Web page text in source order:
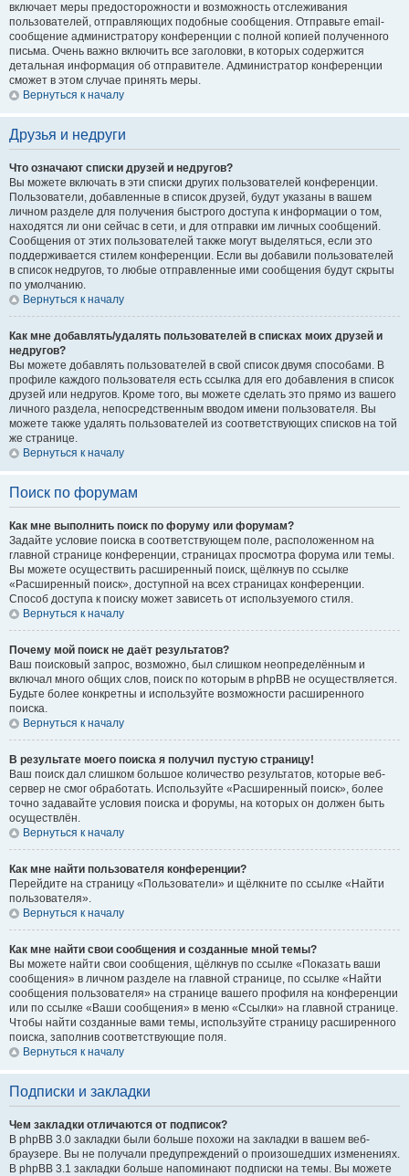
включает меры предосторожности и возможность отслеживания
пользователей, отправляющих подобные сообщения. Отправьте email-
сообщение администратору конференции с полной копией полученного
письма. Очень важно включить все заголовки, в которых содержится
детальная информация об отправителе. Администратор конференции
сможет в этом случае принять меры.
Вернуться к началу
Друзья и недруги
Что означают списки друзей и недругов?
Вы можете включать в эти списки других пользователей конференции.
Пользователи, добавленные в список друзей, будут указаны в вашем
личном разделе для получения быстрого доступа к информации о том,
находятся ли они сейчас в сети, и для отправки им личных сообщений.
Сообщения от этих пользователей также могут выделяться, если это
поддерживается стилем конференции. Если вы добавили пользователей
в список недругов, то любые отправленные ими сообщения будут скрыты
по умолчанию.
Вернуться к началу
Как мне добавлять/удалять пользователей в списках моих друзей и
недругов?
Вы можете добавлять пользователей в свой список двумя способами. В
профиле каждого пользователя есть ссылка для его добавления в список
друзей или недругов. Кроме того, вы можете сделать это прямо из вашего
личного раздела, непосредственным вводом имени пользователя. Вы
можете также удалять пользователей из соответствующих списков на той
же странице.
Вернуться к началу
Поиск по форумам
Как мне выполнить поиск по форуму или форумам?
Задайте условие поиска в соответствующем поле, расположенном на
главной странице конференции, страницах просмотра форума или темы.
Вы можете осуществить расширенный поиск, щёлкнув по ссылке
«Расширенный поиск», доступной на всех страницах конференции.
Способ доступа к поиску может зависеть от используемого стиля.
Вернуться к началу
Почему мой поиск не даёт результатов?
Ваш поисковый запрос, возможно, был слишком неопределённым и
включал много общих слов, поиск по которым в phpBB не осуществляется.
Будьте более конкретны и используйте возможности расширенного
поиска.
Вернуться к началу
В результате моего поиска я получил пустую страницу!
Ваш поиск дал слишком большое количество результатов, которые веб-
сервер не смог обработать. Используйте «Расширенный поиск», более
точно задавайте условия поиска и форумы, на которых он должен быть
осуществлён.
Вернуться к началу
Как мне найти пользователя конференции?
Перейдите на страницу «Пользователи» и щёлкните по ссылке «Найти
пользователя».
Вернуться к началу
Как мне найти свои сообщения и созданные мной темы?
Вы можете найти свои сообщения, щёлкнув по ссылке «Показать ваши
сообщения» в личном разделе на главной странице, по ссылке «Найти
сообщения пользователя» на странице вашего профиля на конференции
или по ссылке «Ваши сообщения» в меню «Ссылки» на главной странице.
Чтобы найти созданные вами темы, используйте страницу расширенного
поиска, заполнив соответствующие поля.
Вернуться к началу
Подписки и закладки
Чем закладки отличаются от подписок?
В phpBB 3.0 закладки были больше похожи на закладки в вашем веб-
браузере. Вы не получали предупреждений о произошедших изменениях.
В phpBB 3.1 закладки больше напоминают подписки на темы. Вы можете